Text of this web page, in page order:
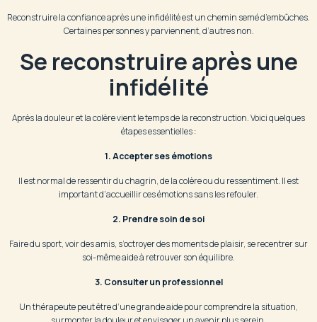
Reconstruire la confiance après une infidélité est un chemin semé d’embûches.
Certaines personnes y parviennent, d’autres non.
Se reconstruire après une
infidélité
Après la douleur et la colère vient le temps de la reconstruction. Voici quelques
étapes essentielles :
1. Accepter ses émotions
Il est normal de ressentir du chagrin, de la colère ou du ressentiment. Il est
important d’accueillir ces émotions sans les refouler.
2. Prendre soin de soi
Faire du sport, voir des amis, s’octroyer des moments de plaisir, se recentrer sur
soi-même aide à retrouver son équilibre.
3. Consulter un professionnel
Un thérapeute peut être d’une grande aide pour comprendre la situation,